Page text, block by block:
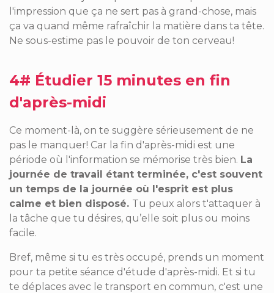
l'impression que ça ne sert pas à grand-chose, mais
ça va quand même rafraîchir la matière dans ta tête.
Ne sous-estime pas le pouvoir de ton cerveau!
4# Étudier 15 minutes en fin
d'après-midi
Ce moment-là, on te suggère sérieusement de ne
pas le manquer! Car la fin d'après-midi est une
période où l'information se mémorise très bien. La
journée de travail étant terminée, c'est souvent
un temps de la journée où l'esprit est plus
calme et bien disposé. Tu peux alors t'attaquer à
la tâche que tu désires, qu’elle soit plus ou moins
facile.
Bref, même si tu es très occupé, prends un moment
pour ta petite séance d'étude d'après-midi. Et si tu
te déplaces avec le transport en commun, c'est une